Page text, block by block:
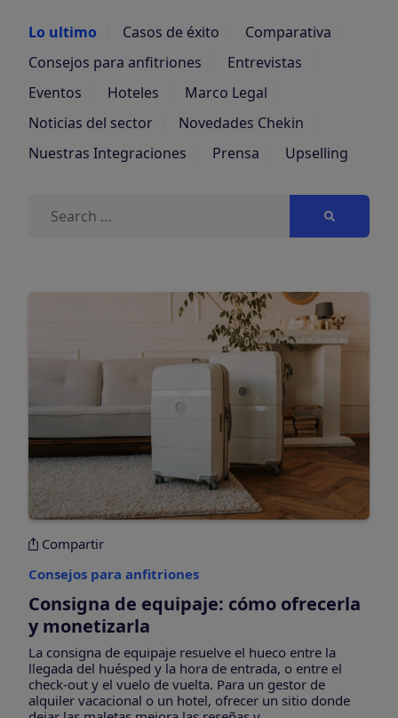
Lo ultimo Casos de éxito
Comparativa
Consejos para anfitriones
Entrevistas
Eventos
Hoteles
Marco Legal
Noticias del sector
Novedades Chekin
Nuestras Integraciones
Prensa Upselling
Compartir
Consejos para anfitriones
Consigna de equipaje: cómo ofrecerla
y monetizarla
La consigna de equipaje resuelve el hueco entre la
llegada del huésped y la hora de entrada, o entre el
check-out y el vuelo de vuelta. Para un gestor de
alquiler vacacional o un hotel, ofrecer un sitio donde